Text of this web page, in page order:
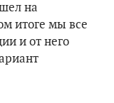
на
итоге мы все
и от него